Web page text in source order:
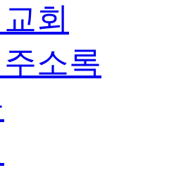
회
소록